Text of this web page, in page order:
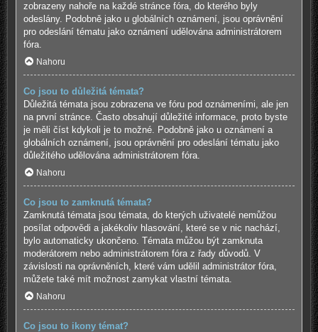
zobrazeny nahoře na každé stránce fóra, do kterého byly
odeslány. Podobně jako u globálních oznámení, jsou oprávnění
pro odeslání tématu jako oznámení udělována administrátorem
fóra.
Nahoru
Co jsou to důležitá témata?
Důležitá témata jsou zobrazena ve fóru pod oznámeními, ale jen
na první stránce. Často obsahují důležité informace, proto byste
je měli číst kdykoli je to možné. Podobně jako u oznámení a
globálních oznámení, jsou oprávnění pro odeslání tématu jako
důležitého udělována administrátorem fóra.
Nahoru
Co jsou to zamknutá témata?
Zamknutá témata jsou témata, do kterých uživatelé nemůžou
posílat odpovědi a jakékoliv hlasování, které se v nic nachází,
bylo automaticky ukončeno. Témata můžou být zamknuta
moderátorem nebo administrátorem fóra z řady důvodů. V
závislosti na oprávněních, které vám udělil administrátor fóra,
můžete také mít možnost zamykat vlastní témata.
Nahoru
Co jsou to ikony témat?